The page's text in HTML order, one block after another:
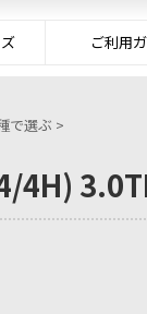
ご利用
で選ぶ >
4H)